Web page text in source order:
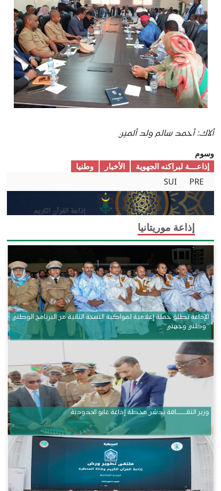
ألاك: أحمد سالم ولد ألمين
وسوم
إذاعـــة لبراكنه الجهوية
الأخبار
وطنیا
PRE
SUI
إذاعة موريتانيا
الإذاعة تطلق حملة إعلامية لمواكبة النسخة الثانية من البرنامج الوطني
“وطني وجهتي”
وزير الثقــــــــــافة يدشن محطة إذاعة غابو الحدودية